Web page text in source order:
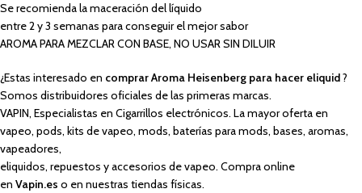
Se recomienda la maceración del líquido
entre 2 y 3 semanas para conseguir el mejor sabor
AROMA PARA MEZCLAR CON BASE, NO USAR SIN DILUIR
¿Estas interesado en comprar Aroma Heisenberg para hacer eliquid?
Somos distribuidores oficiales de las primeras marcas.
VAPIN, Especialistas en Cigarrillos electrónicos. La mayor oferta en
vapeo, pods, kits de vapeo, mods, baterías para mods, bases, aromas,
vapeadores,
eliquidos, repuestos y accesorios de vapeo. Compra online
en Vapin.es o en nuestras tiendas físicas.